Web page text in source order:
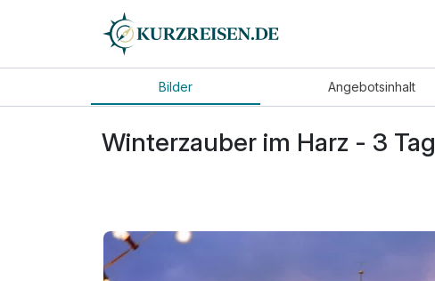
Bilder Angebotsinhalt
Winterzauber im Harz - 3